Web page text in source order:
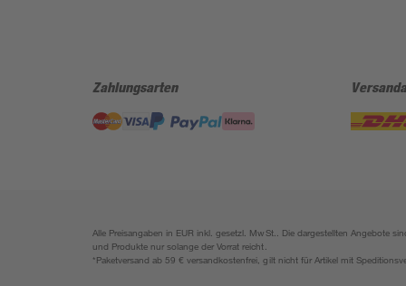
Zahlungsarten
Alle Preisangaben in EUR inkl. gesetzl. MwSt.. Die dargestellten Angebote
und Produkte nur solange der Vorrat reicht.
*Paketversand ab 59 € versandkostenfrei, gilt nicht für Artikel mit